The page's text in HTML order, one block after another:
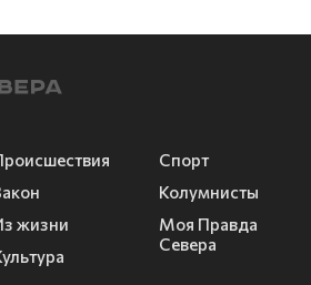
жизни
Спорт
Колумнисты
Моя Правда
Севера